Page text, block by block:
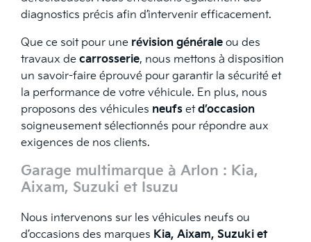
diagnostics précis afin d’intervenir efficacement.
Que ce soit pour une révision générale ou des
travaux de carrosserie, nous mettons à disposition
un savoir-faire éprouvé pour garantir la sécurité et
la performance de votre véhicule. En plus, nous
proposons des véhicules neufs etd’occasion
soigneusement sélectionnés pour répondre aux
exigences de nos clients.
Garage multimarque à Arlon : Kia,
Aixam, Suzuki et Isuzu
Nous intervenons sur les véhicules neufs ou
d’occasions des marques Kia, Aixam, Suzuki et